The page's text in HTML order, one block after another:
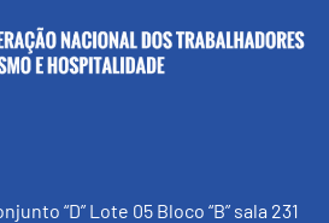
“D” Lote 05 Bloco “B” sala 231